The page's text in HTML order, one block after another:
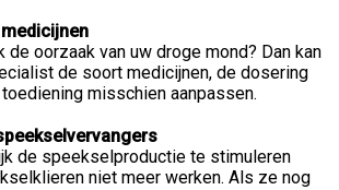
de oorzaak van uw droge mond? Dan kan
de soort medicijnen, de dosering
misschien aanpassen.
de speekselproductie te stimuleren
niet meer werken. Als ze nog